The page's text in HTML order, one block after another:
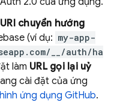
URI chuyển hướng
(ví dụ: my-app-
__/auth/ha
làm URL gọi lại uỷ
cài đặt của ứng
ứng dụng GitHub.